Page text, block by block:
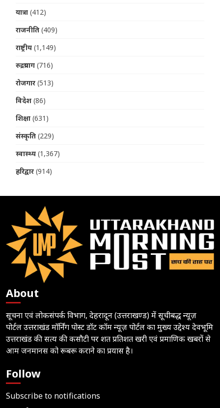
यात्रा (412)
राजनीति (409)
राष्ट्रीय (1,149)
रुद्रप्रयाग (716)
रोजगार (513)
विदेश (86)
शिक्षा (631)
संस्कृति (229)
स्वास्थ्य (1,367)
हरिद्वार (914)
About
सूचना एवं लोकसंपर्क विभाग, देहरादून (उत्तराखण्ड) में सूचीबद्ध न्यूज़
पोर्टल उत्तराखंड मॉर्निंग पोस्ट डॉट कॉम न्यूज़ पोर्टल का मुख्य उद्देश्य देवभूमि
उत्तराखंड की सत्य की कसौटी पर शत प्रतिशत खरी एवं प्रमाणिक खबरों से
आम जनमानस को रूबरू कराने का प्रयास है।
Follow
Subscribe to notifications